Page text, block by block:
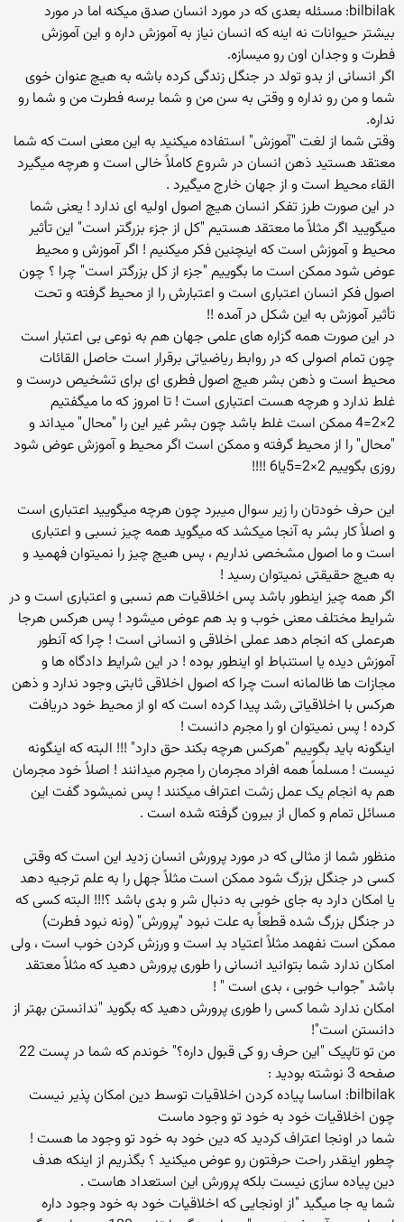
bilbilak: مسئله بعدی که در مورد انسان صدق میکنه اما در مورد
بیشتر حیوانات نه اینه که انسان نیاز به آموزش داره و این آموزش
فطرت و وجدان اون رو میسازه.
اگر انسانی از بدو تولد در جنگل زندگی کرده باشه به هیچ عنوان خوی
شما و من رو نداره و وقتی به سن من و شما برسه فطرت من و شما رو
نداره.
وقتی شما از لغت "آموزش" استفاده میکنید به این معنی است که شما
معتقد هستید ذهن انسان در شروع کاملاً خالی است و هرچه میگیرد
القاء محیط است و از جهان خارج میگیرد .
در این صورت طرز تفکر انسان هیچ اصول اولیه ای ندارد ! یعنی شما
میگویید اگر مثلاً ما معتقد هستیم "کل از جزء بزرگتر است" این تأثیر
محیط و آموزش است که اینچنین فکر میکنیم ! اگر آموزش و محیط
عوض شود ممکن است ما بگوییم "جزء از کل بزرگتر است" چرا ؟ چون
اصول فکر انسان اعتباری است و اعتبارش را از محیط گرفته و تحت
تأثیر آموزش به این شکل در آمده !!
در این صورت همه گزاره های علمی جهان هم به نوعی بی اعتبار است
چون تمام اصولی که در روابط ریاضیاتی برقرار است حاصل القائات
محیط است و ذهن بشر هیچ اصول فطری ای برای تشخیص درست و
غلط ندارد و هرچه هست اعتباری است ! تا امروز که ما میگفتیم
2×2=4 ممکن است غلط باشد چون بشر غیر این را "محال" میداند و
"محال" را از محیط گرفته و ممکن است اگر محیط و آموزش عوض شود
روزی بگوییم 2×2=5یا6 !!!!
این حرف خودتان را زیر سوال میبرد چون هرچه میگویید اعتباری است
و اصلاً کار بشر به آنجا میکشد که میگوید همه چیز نسبی و اعتباری
است و ما اصول مشخصی نداریم ، پس هیچ چیز را نمیتوان فهمید و
به هیچ حقیقتی نمیتوان رسید !
اگر همه چیز اینطور باشد پس اخلاقیات هم نسبی و اعتباری است و در
شرایط مختلف معنی خوب و بد هم عوض میشود ! پس هرکس هرجا
هرعملی که انجام دهد عملی اخلاقی و انسانی است ! چرا که آنطور
آموزش دیده یا استنباط او اینطور بوده ! در این شرایط دادگاه ها و
مجازات ها ظالمانه است چرا که اصول اخلاقی ثابتی وجود ندارد و ذهن
هرکس با اخلاقیاتی رشد پیدا کرده است که او از محیط خود دریافت
کرده ! پس نمیتوان او را مجرم دانست !
اینگونه باید بگوییم "هرکس هرچه بکند حق دارد" !!! البته که اینگونه
نیست ! مسلماً همه افراد مجرمان را مجرم میدانند ! اصلاً خود مجرمان
هم به انجام یک عمل زشت اعتراف میکنند ! پس نمیشود گفت این
مسائل تمام و کمال از بیرون گرفته شده است .
منظور شما از مثالی که در مورد پرورش انسان زدید این است که وقتی
کسی در جنگل بزرگ شود ممکن است مثلاً جهل را به علم ترجیه دهد
یا امکان دارد به جای خوبی به دنبال شر و بدی باشد ؟!!! البته کسی که
در جنگل بزرگ شده قطعاً به علت نبود "پرورش" (ونه نبود فطرت)
ممکن است نفهمد مثلاً اعتیاد بد است و ورزش کردن خوب است ، ولی
امکان ندارد شما بتوانید انسانی را طوری پرورش دهید که مثلاً معتقد
باشد "جواب خوبی ، بدی است " !
امکان ندارد شما کسی را طوری پرورش دهید که بگوید "ندانستن بهتر از
دانستن است"!
من تو تاپیک "این حرف رو کی قبول داره؟" خوندم که شما در پست 22
صفحه 3 نوشته بودید :
bilbilak: اساسا پیاده کردن اخلاقیات توسط دین امکان پذیر نیست
چون اخلاقیات خود به خود تو وجود ماست
شما در اونجا اعتراف کردید که دین خود به خود تو وجود ما هست !
چطور اینقدر راحت حرفتون رو عوض میکنید ؟ بگذریم از اینکه هدف
دین پیاده سازی نیست بلکه پرورش این استعداد هاست .
شما یه جا میگید "از اونجایی که اخلاقیات خود به خود وجود داره